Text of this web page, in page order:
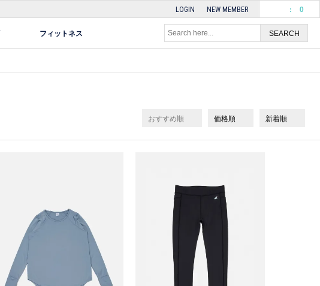
: 0
LOGIN NEW MEMBER
フィットネス
おすすめ順 価格順 新着順